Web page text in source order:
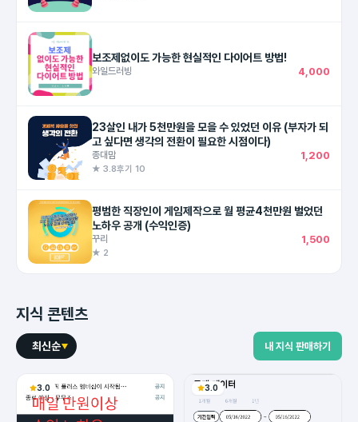
보조제없이도 가능한 현실적인 다이어트 방법!
와일드러빙 4,000
23살인 내가 5천만원을 모을 수 있었던 이유 (부자가 되
고 싶다면 생각의 전환이 필요한 시점이다)
종대맘 1,200
★ 3.8후기 10
평범한 직장인이 게임제작으로 월 평균4천만원 벌었던
노하우 공개 (수익인증)
꾸리 1,500
★ 2
지식 콘텐츠
최신순 내 지식 판매하기
3.0 3.0